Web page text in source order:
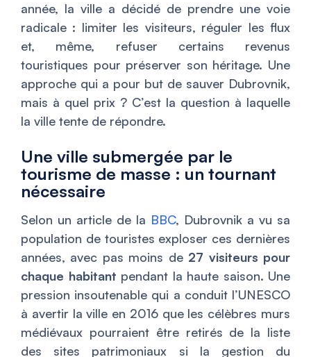
année, la ville a décidé de prendre une voie
radicale : limiter les visiteurs, réguler les flux
et, même, refuser certains revenus
touristiques pour préserver son héritage. Une
approche qui a pour but de sauver Dubrovnik,
mais à quel prix ? C’est la question à laquelle
la ville tente de répondre.
Une ville submergée par le
tourisme de masse : un tournant
nécessaire
Selon un article de la BBC, Dubrovnik a vu sa
population de touristes exploser ces dernières
années, avec pas moins de 27 visiteurs pour
chaque habitant pendant la haute saison. Une
pression insoutenable qui a conduit l’UNESCO
à avertir la ville en 2016 que les célèbres murs
médiévaux pourraient être retirés de la liste
des sites patrimoniaux si la gestion du